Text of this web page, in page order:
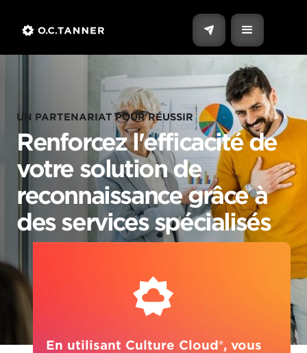
UN PARTENARIAT POUR RÉUSSIR
Renforcez l'efficacité de
votre solution de
reconnaissance grâce à
des services spécialisés
En utilisant Culture Cloud®, vous